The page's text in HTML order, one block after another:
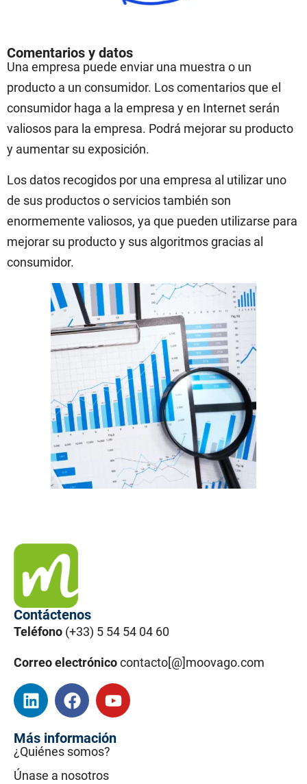
Comentarios y datos
Una empresa puede enviar una muestra o un
producto a un consumidor. Los comentarios que el
consumidor haga a la empresa y en Internet serán
valiosos para la empresa. Podrá mejorar su producto
y aumentar su exposición.
Los datos recogidos por una empresa al utilizar uno
de sus productos o servicios también son
enormemente valiosos, ya que pueden utilizarse para
mejorar su producto y sus algoritmos gracias al
consumidor.
Contáctenos
Teléfono (+33) 5 54 54 04 60
Correo electrónicocontacto[@]moovago.com
Más información
¿Quiénes somos?
Únase a nosotros